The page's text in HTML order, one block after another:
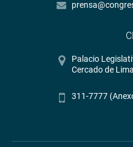
Palacio
Cercado de Lima
311-7777